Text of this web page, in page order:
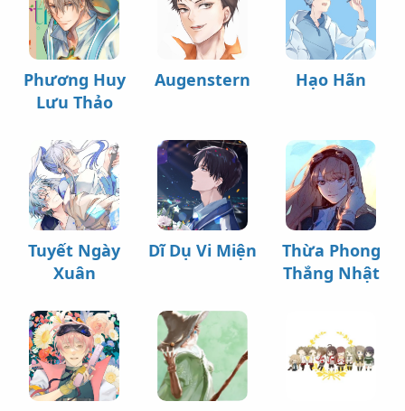
Phương Huy
Lưu Thảo
Augenstern Hạo Hãn
Tuyết Ngày
Xuân
Dĩ Dụ Vi Miện
Thừa Phong
Thắng Nhật